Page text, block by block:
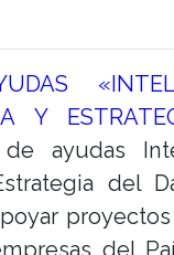
Y
ayudas
del
proyectos
del